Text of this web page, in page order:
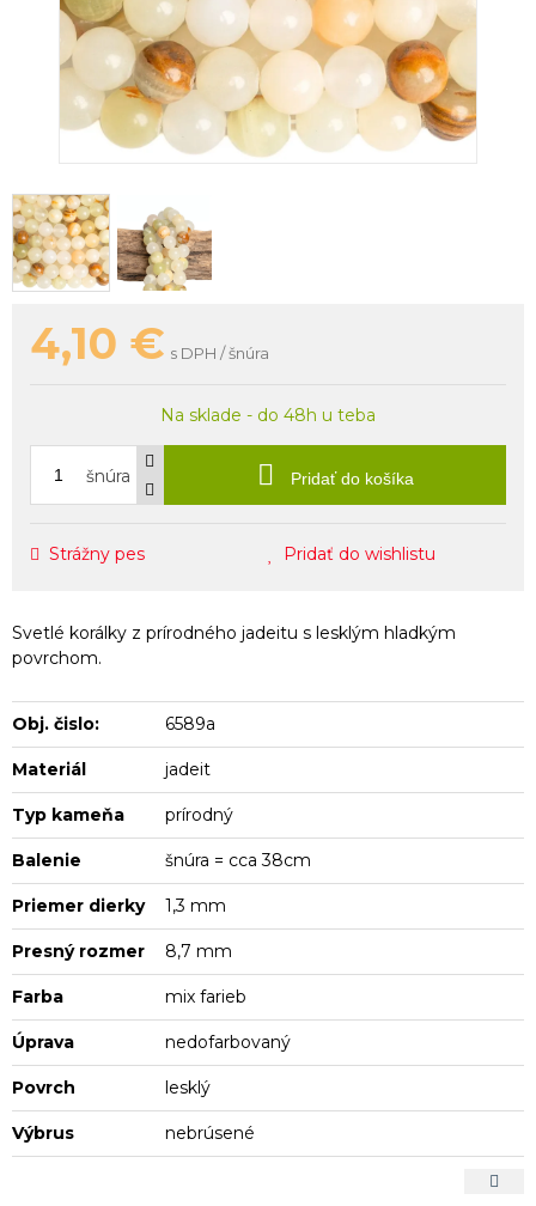
4,10 € s DPH / šnúra
Na sklade - do 48h u teba
šnúra Pridať do košíka
Strážny pes Pridať do wishlistu
Svetlé korálky z prírodného jadeitu s lesklým hladkým
povrchom.
Obj. čislo: 6589a
Materiál jadeit
Typ kameňa prírodný
Balenie šnúra = cca 38cm
Priemer dierky 1,3 mm
Presný rozmer 8,7 mm
Farba mix farieb
Úprava nedofarbovaný
Povrch lesklý
Výbrus nebrúsené